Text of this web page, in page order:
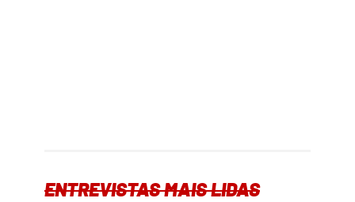
ENTREVISTAS MAIS LIDAS